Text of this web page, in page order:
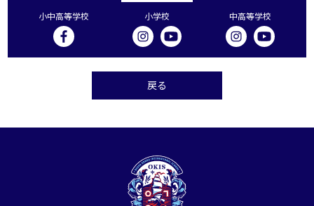
小中高等学校 小学校 中高等学校
戻る